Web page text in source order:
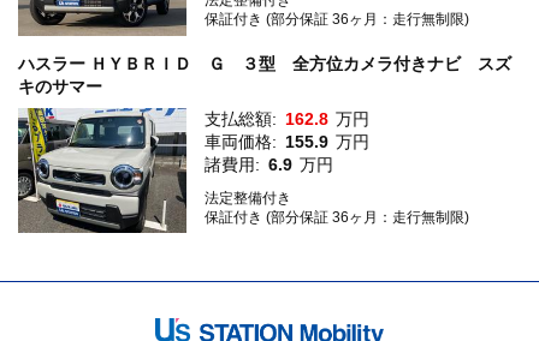
保証付き (部分保証 36ヶ月：走行無制限)
ハスラー ＨＹＢＲＩＤ Ｇ ３型 全方位カメラ付きナビ スズ
キのサマー
支払総額: 162.8 万円
車両価格: 155.9 万円
諸費用: 6.9 万円
法定整備付き
保証付き (部分保証 36ヶ月：走行無制限)